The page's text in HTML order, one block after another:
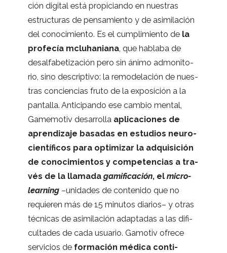
ción digi­tal está pro­pi­ciando en nues­tras
estruc­tu­ras de pen­sa­miento y de asi­mi­la­ción
del cono­ci­miento. Es el cum­pli­miento de la
pro­fe­cía mcluha­niana, que hablaba de
desal­fa­be­ti­za­ción pero sin ánimo admo­ni­to­
rio, sino des­crip­tivo: la remo­de­la­ción de nues­
tras con­cien­cias fruto de la expo­si­ción a la
pan­ta­lla. Anti­ci­pando ese cam­bio men­tal,
Game­mo­tiv desa­rro­lla apli­ca­cio­nes de
apren­di­zaje basa­das en estu­dios neu­ro­
cien­tí­fi­cos para opti­mi­zar la adqui­si­ción
de cono­ci­mien­tos y com­pe­ten­cias a tra­
vés de la lla­mada gami­fi­ca­ción, elmicro­
lear­ning–uni­da­des de con­te­nido que no
requie­ren más de 15 minu­tos dia­rios– y otras
téc­ni­cas de asi­mi­la­ción adap­ta­das a las difi­
cul­ta­des de cada usua­rio. Gamo­tiv ofrece
ser­vi­cios de for­ma­ción médica con­ti­